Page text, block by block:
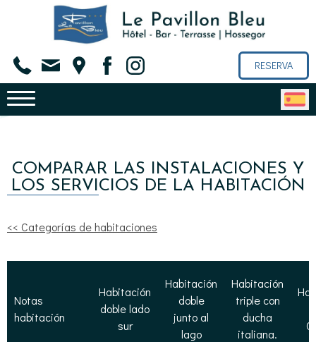
RESERVA
COMPARAR LAS INSTALACIONES Y
LOS SERVICIOS DE LA HABITACIÓN
<< Categorías de habitaciones
Notas
habitación
Habitación
doble lado
sur
Habitación
doble
junto al
lago
Habitación
triple con
ducha
italiana.